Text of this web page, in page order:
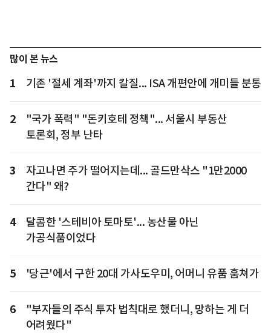
많이 본 뉴스
1 기존 '절세 계좌'까지 칼질... ISA 개편안에 개미들 분통
2
"국가 폭력" "돈키호테 정책"... 서울시 부동산
토론회, 정부 난타
3
자고나면 주가 떨어지는데... 골드만삭스 "1만2000
간다" 왜?
4
달콤한 '스테비아 토마토'... 농산물 아닌
가공식품이었다
5 '당근'에서 구한 20대 가사도우미, 어머니 유품 훔쳐가
6
"부자들의 주식 투자 법칙대로 했더니, 망하는 게 더
어려웠다"